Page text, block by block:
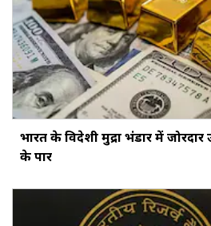
भारत के विदेशी मुद्रा भंडार में
के पार